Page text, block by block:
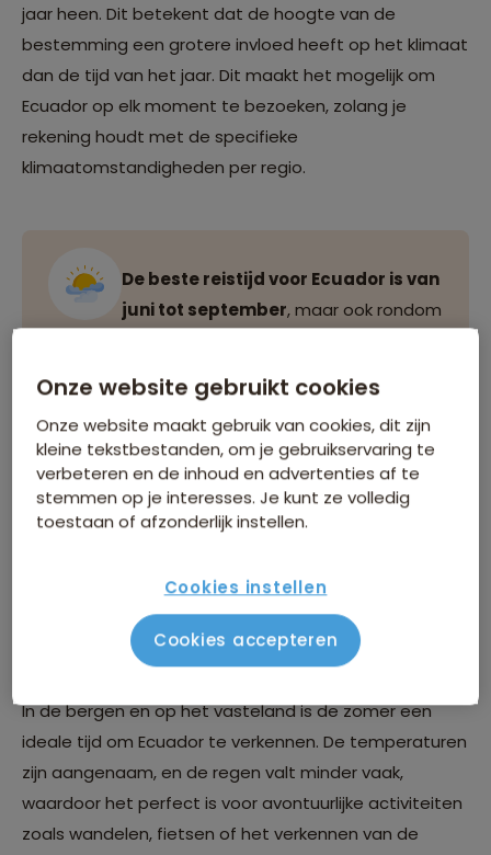
jaar heen. Dit betekent dat de hoogte van de
bestemming een grotere invloed heeft op het klimaat
dan de tijd van het jaar. Dit maakt het mogelijk om
Ecuador op elk moment te bezoeken, zolang je
rekening houdt met de specifieke
klimaatomstandigheden per regio.
De beste reistijd voor Ecuador is van
juni tot september, maar ook rondom
Klimaat in Ecuador
Ecuador kent een breed scala aan klimaten, van
tropisch in het Amazonegebied tot koel in de bergen.
van de regio en het seizoen waarin je reist.
Lente en zomer in Ecuador (juni -
september)
In de bergen en op het vasteland is de zomer een
ideale tijd om Ecuador te verkennen. De temperaturen
zijn aangenaam, en de regen valt minder vaak,
waardoor het perfect is voor avontuurlijke activiteiten
zoals wandelen, fietsen of het verkennen van de
Onze website gebruikt cookies
Onze website maakt gebruik van cookies, dit zijn
kleine tekstbestanden, om je gebruikservaring te
verbeteren en de inhoud en advertenties af te
stemmen op je interesses. Je kunt ze volledig
toestaan of afzonderlijk instellen.
Cookies instellen
Cookies accepteren